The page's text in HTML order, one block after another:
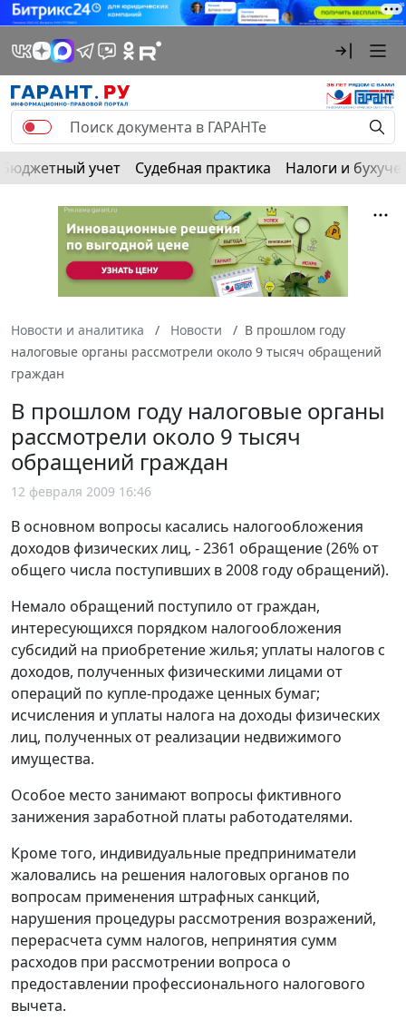
Бюджетный учет Судебная практика Налоги и
Новости и аналитика Новости
В прошлом году
налоговые органы рассмотрели около 9 тысяч обращений
граждан
В прошлом году налоговые органы
рассмотрели около 9 тысяч
обращений граждан
12 февраля 2009 16:46
В основном вопросы касались налогообложения
доходов физических лиц, - 2361 обращение (26% от
общего числа поступивших в 2008 году обращений).
Немало обращений поступило от граждан,
интересующихся порядком налогообложения
субсидий на приобретение жилья; уплаты налогов с
доходов, полученных физическими лицами от
операций по купле-продаже ценных бумаг;
исчисления и уплаты налога на доходы физических
лиц, полученных от реализации недвижимого
имущества.
Особое место занимают вопросы фиктивного
занижения заработной платы работодателями.
Кроме того, индивидуальные предприниматели
жаловались на решения налоговых органов по
вопросам применения штрафных санкций,
нарушения процедуры рассмотрения возражений,
перерасчета сумм налогов, непринятия сумм
расходов при рассмотрении вопроса о
предоставлении профессионального налогового
вычета.